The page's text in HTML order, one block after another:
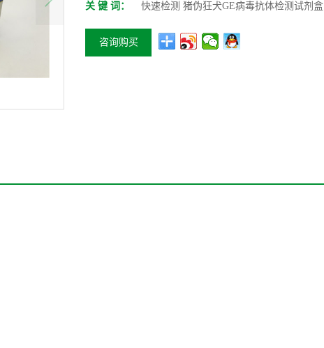
关 键 词： 快速检测 猪伪狂犬GE病毒抗体检测试剂盒
咨询购买